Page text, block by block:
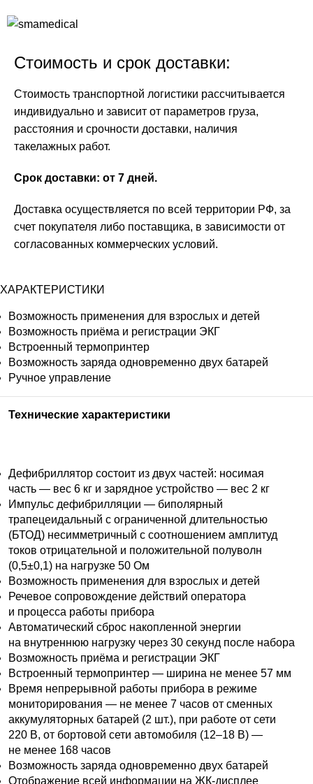
Стоимость и срок доставки:
Стоимость транспортной логистики рассчитывается
индивидуально и зависит от параметров груза,
расстояния и срочности доставки, наличия
такелажных работ.
Срок доставки: от 7 дней.
Доставка осуществляется по всей территории РФ, за
счет покупателя либо поставщика, в зависимости от
согласованных коммерческих условий.
ХАРАКТЕРИСТИКИ
Возможность применения для взрослых и детей
Возможность приёма и регистрации ЭКГ
Встроенный термопринтер
Возможность заряда одновременно двух батарей
Ручное управление
Технические характеристики
Дефибриллятор состоит из двух частей: носимая
часть — вес 6 кг и зарядное устройство — вес 2 кг
Импульс дефибрилляции — биполярный
трапецеидальный с ограниченной длительностью
(БТОД) несимметричный с соотношением амплитуд
токов отрицательной и положительной полуволн
(0,5±0,1) на нагрузке 50 Ом
Возможность применения для взрослых и детей
Речевое сопровождение действий оператора
и процесса работы прибора
Автоматический сброс накопленной энергии
на внутреннюю нагрузку через 30 секунд после набора
Возможность приёма и регистрации ЭКГ
Встроенный термопринтер — ширина не менее 57 мм
Время непрерывной работы прибора в режиме
мониторирования — не менее 7 часов от сменных
аккумуляторных батарей (2 шт.), при работе от сети
220 В, от бортовой сети автомобиля (12–18 В) —
не менее 168 часов
Возможность заряда одновременно двух батарей
Отображение всей информации на ЖК-дисплее